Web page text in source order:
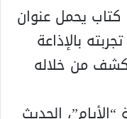
يحمل عنوان
بالإذاعة
من خلاله
الحديث